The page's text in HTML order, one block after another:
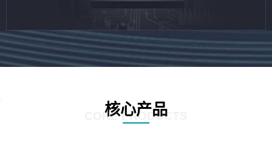
核心产品
CORE PRODUCTS